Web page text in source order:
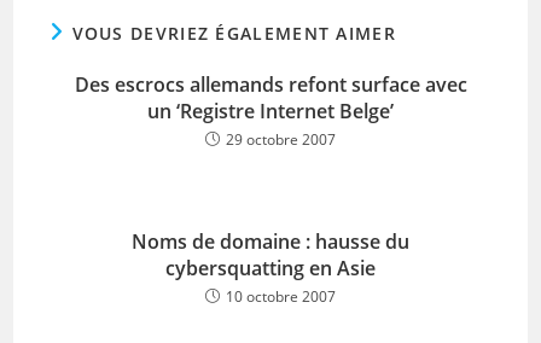
VOUS DEVRIEZ ÉGALEMENT AIMER
Des escrocs allemands refont surface avec
un ‘Registre Internet Belge’
29 octobre 2007
Noms de domaine : hausse du
cybersquatting en Asie
10 octobre 2007